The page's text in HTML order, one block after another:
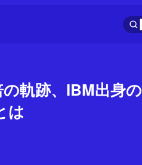
軌跡、IBM出身の
は